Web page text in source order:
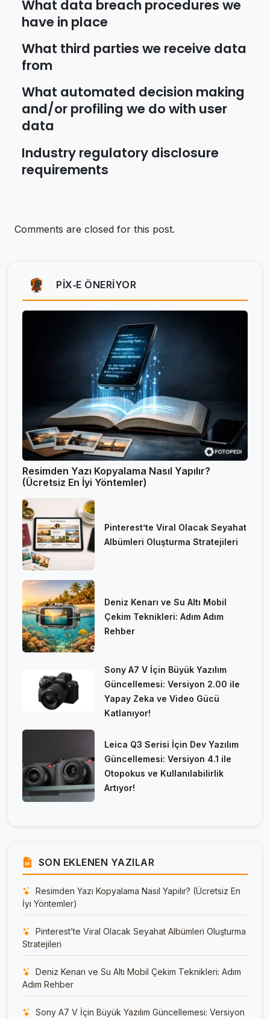
What data breach procedures we
have in place
What third parties we receive data
from
What automated decision making
and/or profiling we do with user
data
Industry regulatory disclosure
requirements
Comments are closed for this post.
PIX‑E ÖNERIYOR
Resimden Yazı Kopyalama Nasıl Yapılır?
(Ücretsiz En İyi Yöntemler)
Pinterest’te Viral Olacak Seyahat
Albümleri Oluşturma Stratejileri
Deniz Kenarı ve Su Altı Mobil
Çekim Teknikleri: Adım Adım
Rehber
Sony A7 V İçin Büyük Yazılım
Güncellemesi: Versiyon 2.00 ile
Yapay Zeka ve Video Gücü
Katlanıyor!
Leica Q3 Serisi İçin Dev Yazılım
Güncellemesi: Versiyon 4.1 ile
Otopokus ve Kullanılabilirlik
Artıyor!
SON EKLENEN YAZILAR
Resimden Yazı Kopyalama Nasıl Yapılır? (Ücretsiz En
İyi Yöntemler)
Pinterest’te Viral Olacak Seyahat Albümleri Oluşturma
Stratejileri
Deniz Kenarı ve Su Altı Mobil Çekim Teknikleri: Adım
Adım Rehber
Sony A7 V İçin Büyük Yazılım Güncellemesi: Versiyon